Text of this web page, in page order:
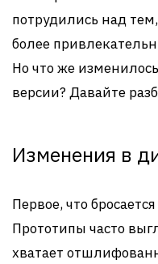
потрудились над
более
Но что же
версии? Давайте
Изменения в
Первое, что
Прототипы часто
хватает